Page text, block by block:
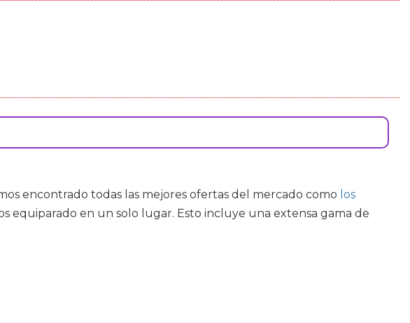
encontrado todas las mejores ofertas del mercado como los
equiparado en un solo lugar. Esto incluye una extensa gama de